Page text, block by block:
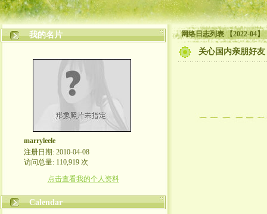
我的名片
marryleele
注册日期: 2010-04-08
访问总量: 110,919 次
点击查看我的个人资料
Calendar
网络日志列表 【2022-04】
关心国内亲朋好